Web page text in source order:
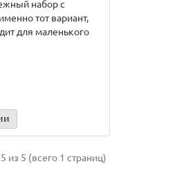
набор с
тот вариант,
для маленького
из 5 (всего 1 страниц)